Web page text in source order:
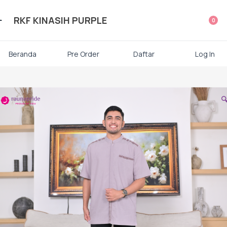
RKF KINASIH PURPLE 0
Beranda Pre Order Daftar Log In
Kaos kaki
Mukena
Gamis Dewasa